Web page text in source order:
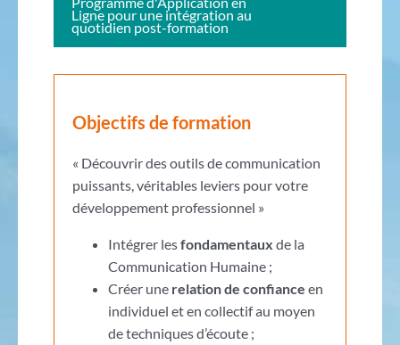
Ligne pour une intégration au
quotidien post-formation
Objectifs de formation
« Découvrir des outils de communication
puissants, véritables leviers pour votre
développement professionnel »
Intégrer lesfondamentaux de la
Communication Humaine ;
Créer une relation de confiance en
individuel et en collectif au moyen
de techniques d’écoute ;